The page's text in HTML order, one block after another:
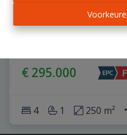
€ 295.000
4 1 250 m²